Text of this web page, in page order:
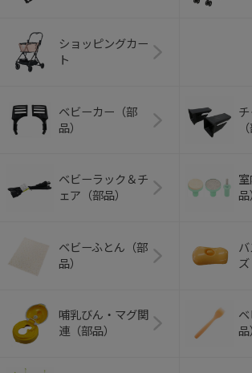
ショッピングカー
ト
ベビーカー（部
品）
ベビーラック＆チ
ェア（部品）
品
ベビーふとん（部
品）
ズ
哺乳びん・マグ関
連（部品）
品